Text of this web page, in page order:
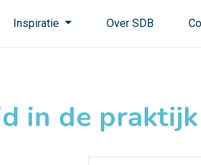
Inspiratie Over SDB
in de praktijk